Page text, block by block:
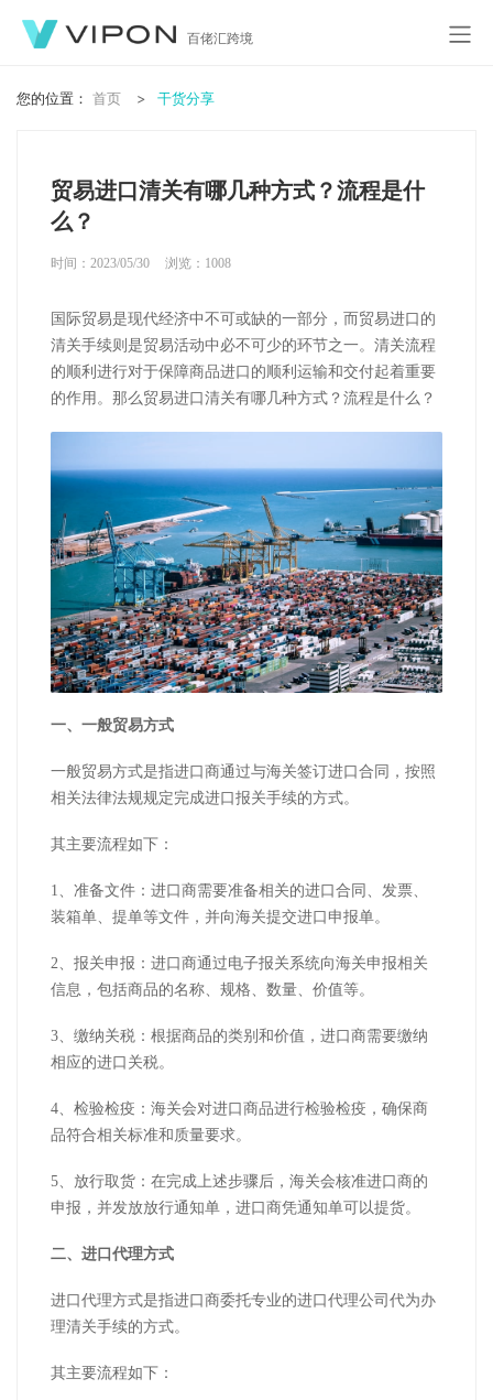
百佬汇跨境
您的位置： 首页 干货分享
贸易进口清关有哪几种方式？流程是什
么？
时间：2023/05/30 浏览： 1008
国际贸易是现代经济中不可或缺的一部分，而贸易进口的
清关手续则是贸易活动中必不可少的环节之一。清关流程
的顺利进行对于保障商品进口的顺利运输和交付起着重要
的作用。那么贸易进口清关有哪几种方式？流程是什么？
一、一般贸易方式
一般贸易方式是指进口商通过与海关签订进口合同，按照
相关法律法规规定完成进口报关手续的方式。
其主要流程如下：
1、准备文件：进口商需要准备相关的进口合同、发票、
装箱单、提单等文件，并向海关提交进口申报单。
2、报关申报：进口商通过电子报关系统向海关申报相关
信息，包括商品的名称、规格、数量、价值等。
3、缴纳关税：根据商品的类别和价值，进口商需要缴纳
相应的进口关税。
4、检验检疫：海关会对进口商品进行检验检疫，确保商
品符合相关标准和质量要求。
5、放行取货：在完成上述步骤后，海关会核准进口商的
申报，并发放放行通知单，进口商凭通知单可以提货。
二、进口代理方式
进口代理方式是指进口商委托专业的进口代理公司代为办
理清关手续的方式。
其主要流程如下：